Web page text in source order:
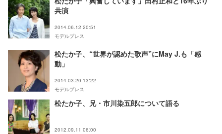
共演
2014.06.12 20:51
モデルプレス
松たか子、“世界が認めた歌声”にMay J.も「感
動」
2014.03.20 13:22
モデルプレス
松たか子、兄・市川染五郎について語る
2012.09.11 06:00